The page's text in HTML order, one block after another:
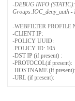
-DEBUG INFO (STATIC):
Groups:IOC_deny_auth -
-WEBFILTER PROFILE
-CLIENT IP:
-POLICY UUID:
-POLICY ID: 105
-DST IP (if present) :
-PROTOCOL(if present):
-HOSTNAME (if present):
-URL (if present):